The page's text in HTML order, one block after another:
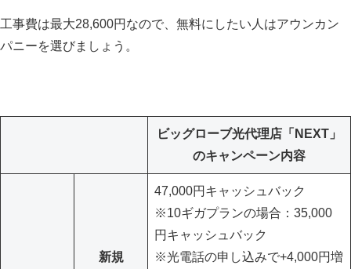
工事費は最大28,600円なので、無料にしたい人はアウンカン
パニーを選びましょう。
ビッグローブ光代理店「NEXT」
のキャンペーン内容
新規
47,000円キャッシュバック
※10ギガプランの場合：35,000
円キャッシュバック
※光電話の申し込みで+4,000円増